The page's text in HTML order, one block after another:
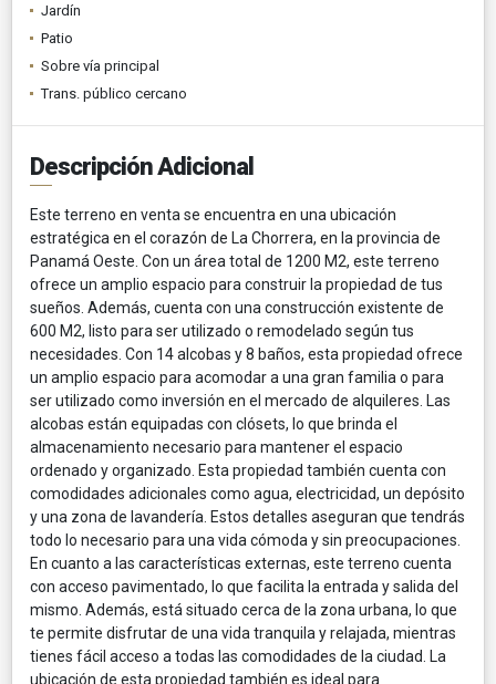
Jardín
Patio
Sobre vía principal
Trans. público cercano
Descripción Adicional
Este terreno en venta se encuentra en una ubicación
estratégica en el corazón de La Chorrera, en la provincia de
Panamá Oeste. Con un área total de 1200 M2, este terreno
ofrece un amplio espacio para construir la propiedad de tus
sueños. Además, cuenta con una construcción existente de
600 M2, listo para ser utilizado o remodelado según tus
necesidades. Con 14 alcobas y 8 baños, esta propiedad ofrece
un amplio espacio para acomodar a una gran familia o para
ser utilizado como inversión en el mercado de alquileres. Las
alcobas están equipadas con clósets, lo que brinda el
almacenamiento necesario para mantener el espacio
ordenado y organizado. Esta propiedad también cuenta con
comodidades adicionales como agua, electricidad, un depósito
y una zona de lavandería. Estos detalles aseguran que tendrás
todo lo necesario para una vida cómoda y sin preocupaciones.
En cuanto a las características externas, este terreno cuenta
con acceso pavimentado, lo que facilita la entrada y salida del
mismo. Además, está situado cerca de la zona urbana, lo que
te permite disfrutar de una vida tranquila y relajada, mientras
tienes fácil acceso a todas las comodidades de la ciudad. La
ubicación de esta propiedad también es ideal para